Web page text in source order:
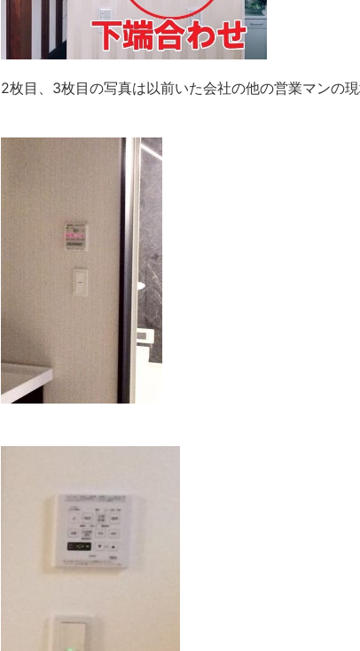
2枚目、3枚目の写真は以前いた会社の他の営業マンの現